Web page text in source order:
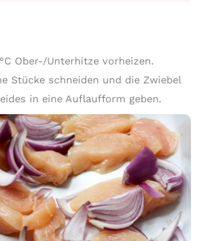
Ober-/Unterhitze vorheizen.
Stücke schneiden und die Zwiebel
in eine Auflaufform geben.